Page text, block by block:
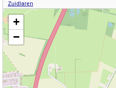
Zuidlaren
Kaart / Plattegrond Tynaarlo centrum
+
−